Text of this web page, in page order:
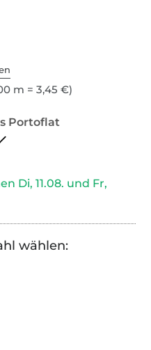
m = 3,45 €)
Di, 11.08. und Fr,
wählen: